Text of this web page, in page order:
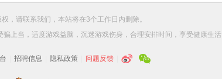
，请联系我们 ，本站将在3个工作日内删除。
上当，适度游戏益脑，沉迷游戏伤身，合理安排时间，享受健康生活
招聘信息 隐私政策 问题反馈